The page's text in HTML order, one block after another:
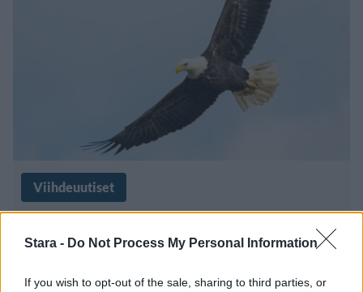
Stara - Do Not Process My Personal Information
If you wish to opt-out of the sale, sharing to third parties, or
Viihdeuutiset
Kotka nappasi kalastajan saaliin –